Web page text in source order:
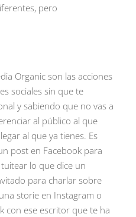
pero
Organic son las acciones
sociales sin que te
y sabiendo que no vas a
al público al que
al que ya tienes. Es
post en Facebook para
lo que dice un
para charlar sobre
storie en Instagram o
con ese escritor que te ha